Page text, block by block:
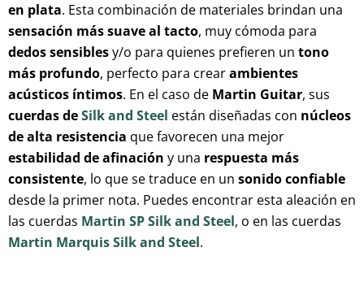
en plata. Esta combinación de materiales brindan una
sensación más suave al tacto, muy cómoda para
dedos sensiblesy/o para quienes prefieren un tono
más profundo, perfecto para crearambientes
acústicos íntimos. En el caso de Martin Guitar, sus
cuerdas deSilk and Steel están diseñadas con núcleos
de alta resistencia que favorecen una mejor
estabilidad de afinación y una respuesta más
consistente, lo que se traduce en un sonido confiable
desde la primer nota. Puedes encontrar esta aleación en
las cuerdas Martin SP Silk and Steel, o en las cuerdas
Martin Marquis Silk and Steel.